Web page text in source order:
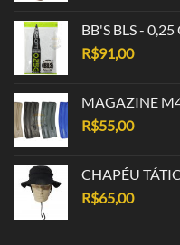
BB'S BLS -
R$91,00
MAGAZINE
R$55,00
CHAPÉU
R$65,00